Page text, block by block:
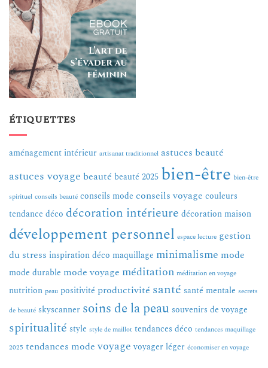
ÉTIQUETTES
aménagement intérieur artisanat traditionnel astuces beauté
astuces voyage beauté beauté 2025 bien-être bien-être
spirituel conseils beauté conseils mode conseils voyage couleurs
tendance déco décoration intérieure décoration maison
développement personnel espace lecture gestion
du stress inspiration déco maquillage minimalisme mode
mode durable mode voyage méditation méditation en voyage
nutrition peau positivité productivité santé santé mentale secrets
de beauté skyscanner soins de la peau souvenirs de voyage
spiritualité style style de maillot tendances déco tendances maquillage
2025 tendances mode voyage voyager léger économiser en voyage